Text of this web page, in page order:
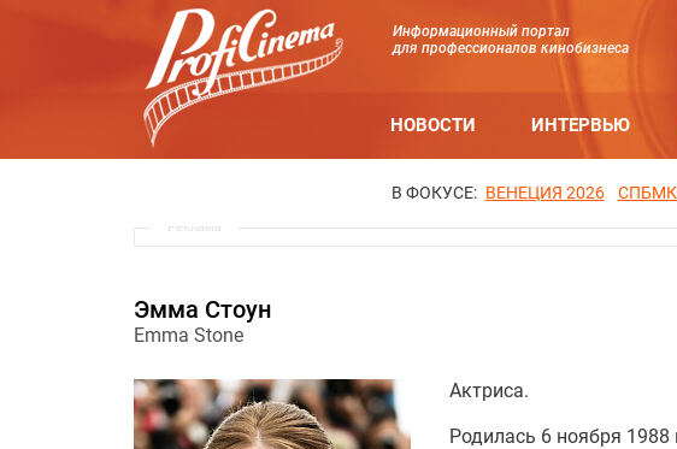
Информационный портал
для профессионалов кинобизнеса
НОВОСТИ ИНТЕРВЬЮ
В ФОКУСЕ: ВЕНЕЦИЯ 2026
Реклама
Эмма Стоун
Emma Stone
Актриса.
Родилась 6 ноября